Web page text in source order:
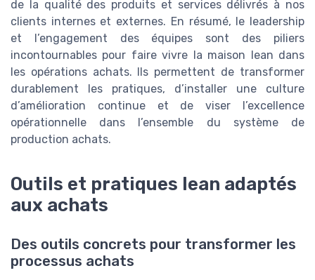
de la qualité des produits et services délivrés à nos
clients internes et externes. En résumé, le leadership
et l’engagement des équipes sont des piliers
incontournables pour faire vivre la maison lean dans
les opérations achats. Ils permettent de transformer
durablement les pratiques, d’installer une culture
d’amélioration continue et de viser l’excellence
opérationnelle dans l’ensemble du système de
production achats.
Outils et pratiques lean adaptés
aux achats
Des outils concrets pour transformer les
processus achats